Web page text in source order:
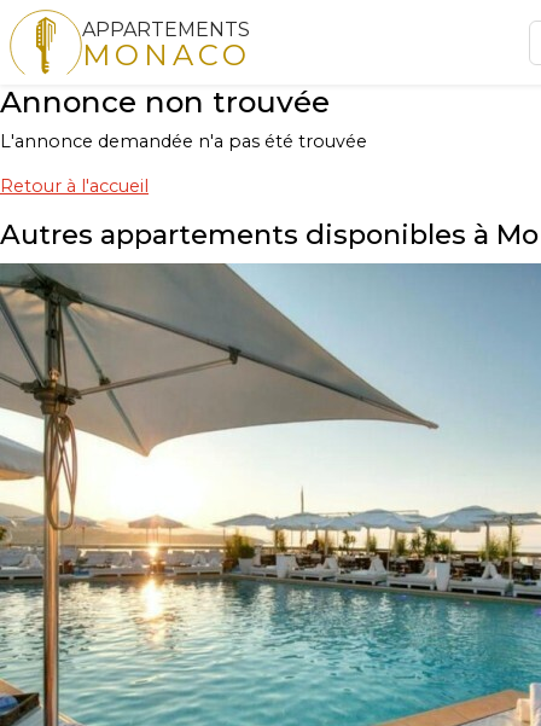
APPARTEMENTS
MONACO
Annonce non trouvée
L'annonce demandée n'a pas été trouvée
Retour à l'accueil
Autres appartements disponibles à